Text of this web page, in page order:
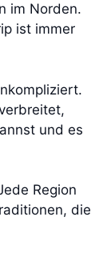
im Norden.
ist immer
und es
Region
die